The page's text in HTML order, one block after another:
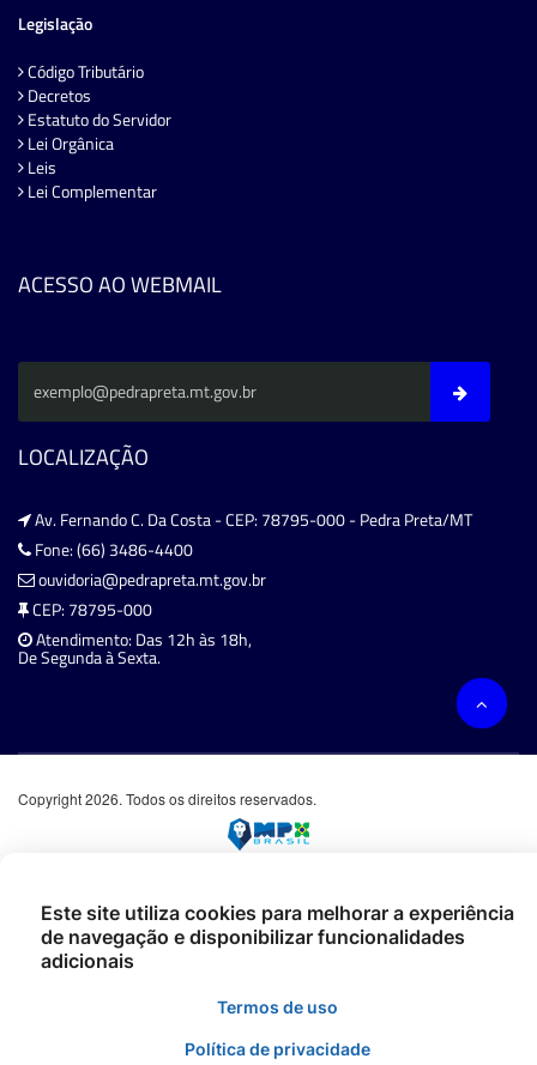
Legislação
Código Tributário
Decretos
Estatuto do Servidor
Lei Orgânica
Leis
Lei Complementar
ACESSO AO WEBMAIL
LOCALIZAÇÃO
Av. Fernando C. Da Costa - CEP: 78795-000 - Pedra Preta/MT
Fone: (66) 3486-4400
ouvidoria@pedrapreta.mt.gov.br
CEP: 78795-000
Atendimento: Das 12h às 18h,
De Segunda à Sexta.
Copyright 2026. Todos os direitos reservados.
Este site utiliza cookies para melhorar a experiência
de navegação e disponibilizar funcionalidades
adicionais
Termos de uso
Política de privacidade